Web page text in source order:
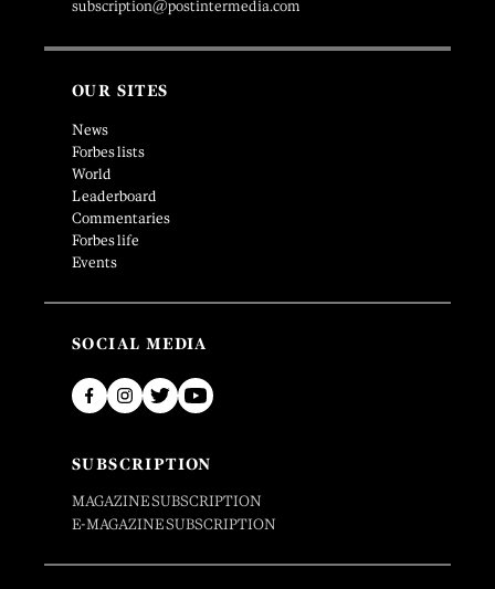
subscription@postintermedia.com
OUR SITES
News
Forbes lists
World
Leaderboard
Commentaries
Forbes life
Events
SOCIAL MEDIA
SUBSCRIPTION
MAGAZINE SUBSCRIPTION
E-MAGAZINE SUBSCRIPTION